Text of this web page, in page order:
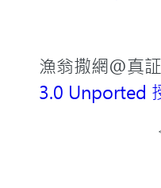
漁翁撒網@真
3.0 Unported